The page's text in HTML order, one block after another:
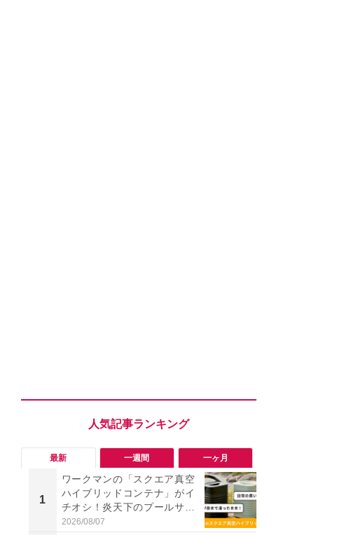
最新 一週間 一ヶ月
1
ワークマンの「スクエア真空
ハイブリッドコンテナ」がイ
チオシ！炎天下のプールサイ
ドでも「氷が溶けない」と絶
2026/08/07